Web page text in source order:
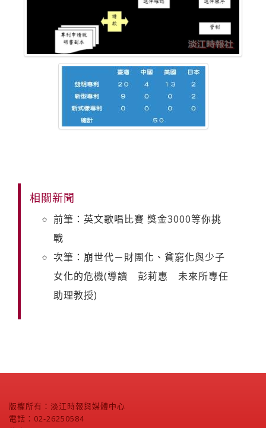
相關新聞
前筆：英文歌唱比賽 獎金3000等你挑
戰
次筆：崩世代－財團化、貧窮化與少子
女化的危機(導讀 彭莉惠 未來所專任
助理教授)
版權所有：淡江時報與媒體中心
電話：02-26250584